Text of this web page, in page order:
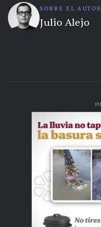
SOBRE EL AUTOR
Julio Alejo